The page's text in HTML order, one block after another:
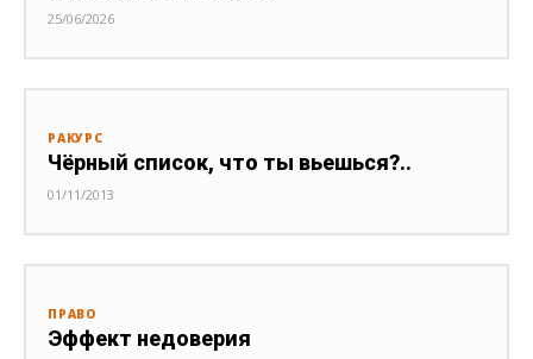
25/06/2026
РАКУРС
Чёрный список, что ты вьешься?..
01/11/2013
ПРАВО
Эффект недоверия